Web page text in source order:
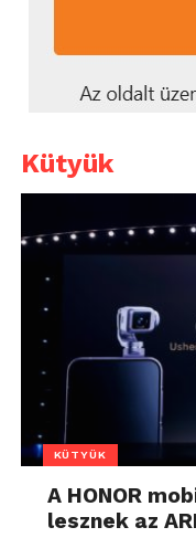
Kütyük
KÜTYÜK
A HONOR
lesznek az